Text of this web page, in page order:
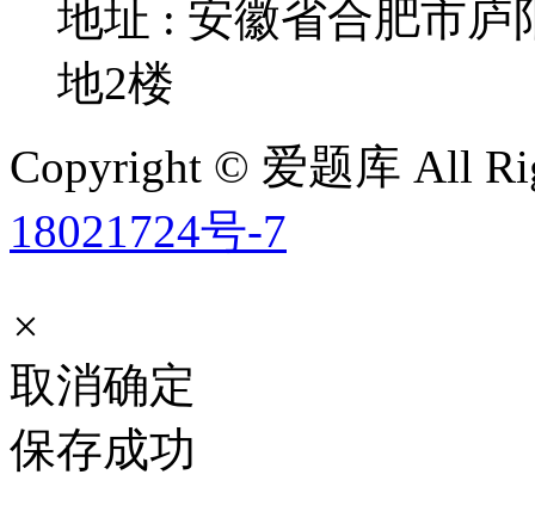
地址 : 安徽省合肥市
地2楼
Copyright © 爱题库 All
18021724号-7
×
取消确定
保存成功